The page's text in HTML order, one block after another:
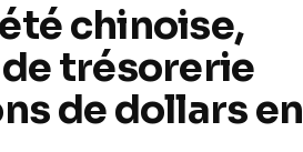
chinoise,
trésorerie
de dollars en